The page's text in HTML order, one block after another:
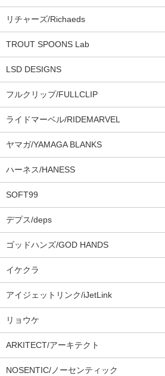
リチャーズ/Richaeds
TROUT SPOONS Lab
LSD DESIGNS
フルクリップ/FULLCLIP
ライドマーベル/RIDEMARVEL
ヤマガ/YAMAGA BLANKS
ハーネス/HANESS
SOFT99
デプス/deps
ゴッドハンズ/GOD HANDS
イケクラ
アイジェットリンク/iJetLink
リョウケ
ARKITECT/アーキテクト
NOSENTIC/ノーセンティック